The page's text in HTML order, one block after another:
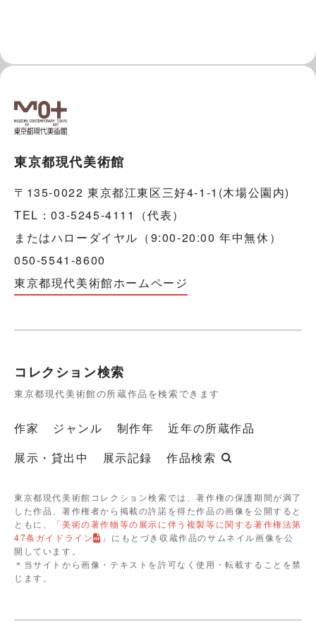
東京都現代美術館
〒135-0022 東京都江東区三好4-1-1(木場公園内)
TEL：03-5245-4111（代表）
またはハローダイヤル（9:00-20:00 年中無休）
050-5541-8600
東京都現代美術館ホームページ
コレクション検索
東京都現代美術館の所蔵作品を検索できます
作家 ジャンル 制作年
近年の所蔵作品
展示・貸出中
展示記録 作品検索
東京都現代美術館コレクション検索では、著作権の保護期間が満了
した作品、著作権者から掲載の許諾を得た作品の画像を公開すると
ともに、「美術の著作物等の展示に伴う複製等に関する著作権法第
47条ガイドライン
」にもとづき収蔵作品のサムネイル画像を公
開しています。
＊当サイトから画像・テキストを許可なく使用・転載することを禁
じます。